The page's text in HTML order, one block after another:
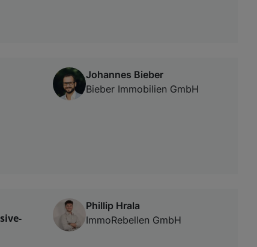
Johannes Bieber
Bieber Immobilien GmbH
Phillip Hrala
ImmoRebellen GmbH